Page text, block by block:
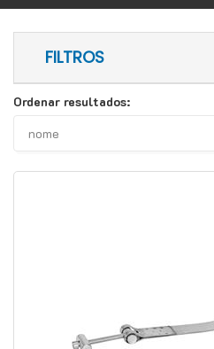
FILTROS
Ordenar resultados: